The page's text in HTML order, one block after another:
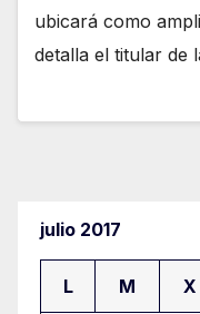
ubicará como
detalla el titular de
julio 2017
L M X